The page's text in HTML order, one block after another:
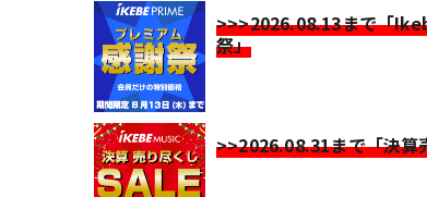
>>>2026.08.13まで「
祭」
>>2026.08.31まで「決算